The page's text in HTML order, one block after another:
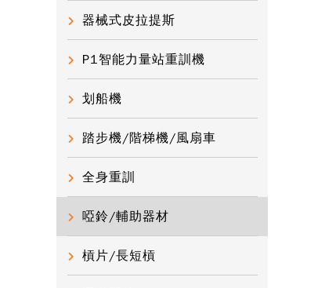
器械式皮拉提斯
P1智能力量站重訓機
划船機
踏步機/階梯機/風扇車
全身重訓
啞鈴/輔助器材
槓片/長短槓